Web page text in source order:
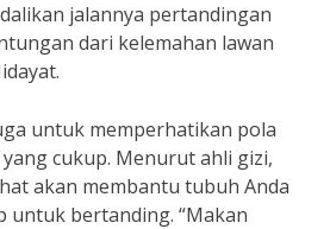
jalannya pertandingan
dari kelemahan lawan
untuk memperhatikan pola
cukup. Menurut ahli gizi,
akan membantu tubuh Anda
untuk bertanding. “Makan